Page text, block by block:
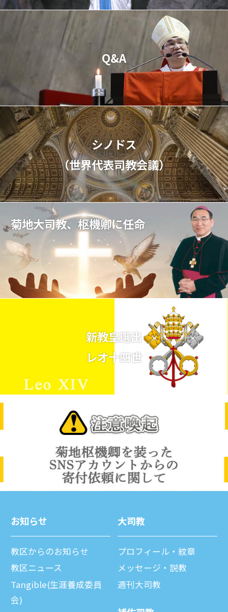
Q&A
シノドス
（世界代表司教会議）
菊地大司教、枢機卿に任命
新教皇選出
レオ十四世
お知らせ
教区からのお知らせ
教区ニュース
Tangible(生涯養成委員
会)
⼤司教
プロフィール・紋章
メッセージ・説教
週刊⼤司教